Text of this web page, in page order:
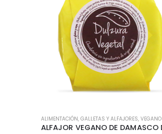
ALIMENTACIÓN, GALLETAS Y ALFAJORES, VEGANO